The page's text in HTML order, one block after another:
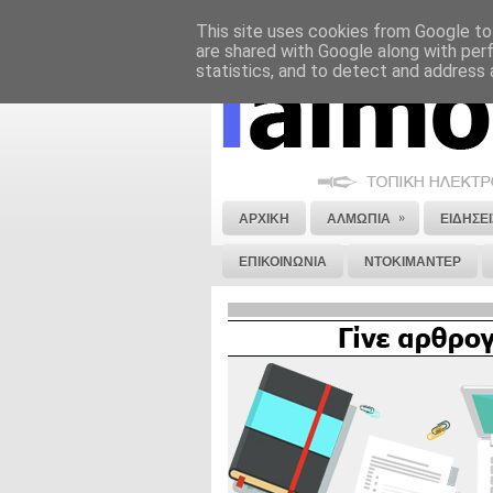
ΝΟΜΙΚΗ ΣΗΜΕΙΩΣΗ ΔΙΑΦΗΜΙΣΗ
ΑΡΧΙΚΗ ΑΛΜΩΠΙΑ »
ΕΠΙΚΟΙΝΩΝΙΑ ΝΤΟΚΙΜΑΝΤΕΡ
This site uses cookies from Google
are shared with Google along with
statistics, and to detect and address